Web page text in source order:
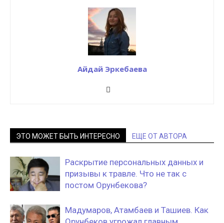
Айдай Эркебаева
ЭТО МОЖЕТ БЫТЬ ИНТЕРЕСНО ЕЩЕ ОТ АВТОРА
Раскрытие персональных данных и
призывы к травле. Что не так с
постом Орунбекова?
Мадумаров, Атамбаев и Ташиев. Как